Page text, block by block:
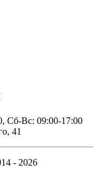
Сб-Вс: 09:00-17:00
41
- 2026